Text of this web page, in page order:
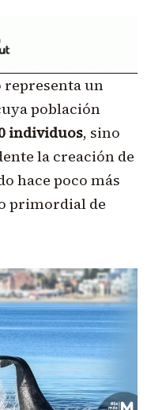
representa un
población
individuos, sino
la creación de
hace poco más
primordial de